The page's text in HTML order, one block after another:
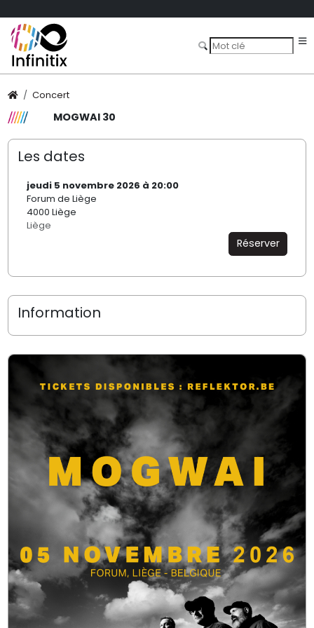
Concert
MOGWAI 30
Les dates
jeudi 5 novembre 2026 à 20:00
Forum de Liège
4000 Liège
Liège
Réserver
Information